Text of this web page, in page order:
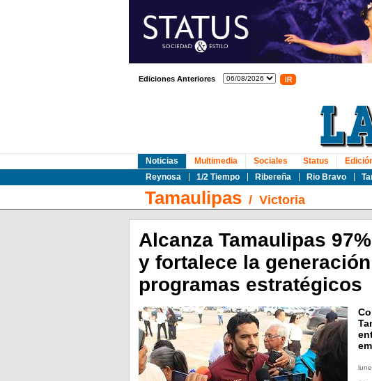
Ediciones Anteriores
Noticias
Reynosa
1/2 Tiempo Ribereña Rio Bravo
Multimedia Sociales Status
Tamaulipas/ Victoria
Alcanza Tamaulipas
y fortalece la
programas estratégicos